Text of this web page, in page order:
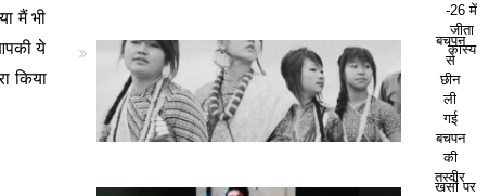
मैं भी
ये
किया
-26 में
जीता
कांस्य
बचपन
से
छीन
ली
गई
बचपन
की
तस्वीर
खसों पर